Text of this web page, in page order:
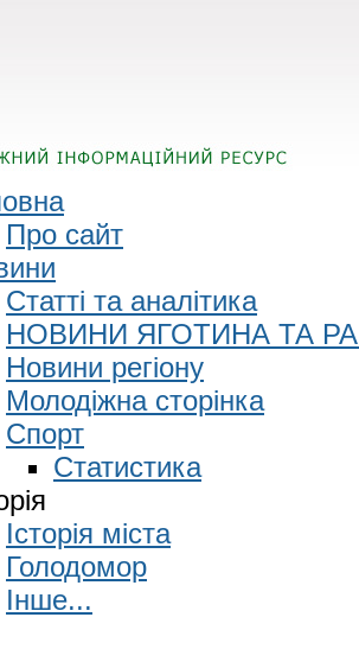
Про сайт
Статті та аналітика
НОВИНИ ЯГОТИНА ТА
Новини регіону
Молодіжна сторінка
Спорт
Статистика
Історія міста
Голодомор
Інше...